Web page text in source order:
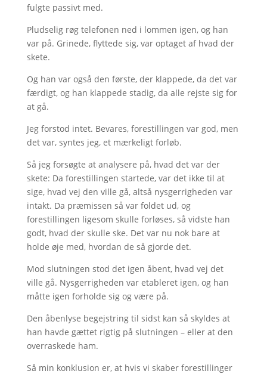
fulgte passivt med.
Pludselig røg telefonen ned i lommen igen, og han
var på. Grinede, flyttede sig, var optaget af hvad der
skete.
Og han var også den første, der klappede, da det var
færdigt, og han klappede stadig, da alle rejste sig for
at gå.
Jeg forstod intet. Bevares, forestillingen var god, men
det var, syntes jeg, et mærkeligt forløb.
Så jeg forsøgte at analysere på, hvad det var der
skete: Da forestillingen startede, var det ikke til at
sige, hvad vej den ville gå, altså nysgerrigheden var
intakt. Da præmissen så var foldet ud, og
forestillingen ligesom skulle forløses, så vidste han
godt, hvad der skulle ske. Det var nu nok bare at
holde øje med, hvordan de så gjorde det.
Mod slutningen stod det igen åbent, hvad vej det
ville gå. Nysgerrigheden var etableret igen, og han
måtte igen forholde sig og være på.
Den åbenlyse begejstring til sidst kan så skyldes at
han havde gættet rigtig på slutningen – eller at den
overraskede ham.
Så min konklusion er, at hvis vi skaber forestillinger